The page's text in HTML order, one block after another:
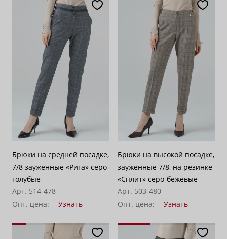
Брюки на средней посадке,
7/8 зауженные «Рига» серо-
голубые
Арт. 514-478
Опт. цена:
Узнать
Брюки на высокой посадке,
зауженные 7/8, на резинке
«Сплит» серо-бежевые
Арт. 503-480
Опт. цена:
Узнать